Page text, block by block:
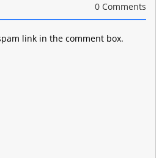
0 Comments
link in the comment box.